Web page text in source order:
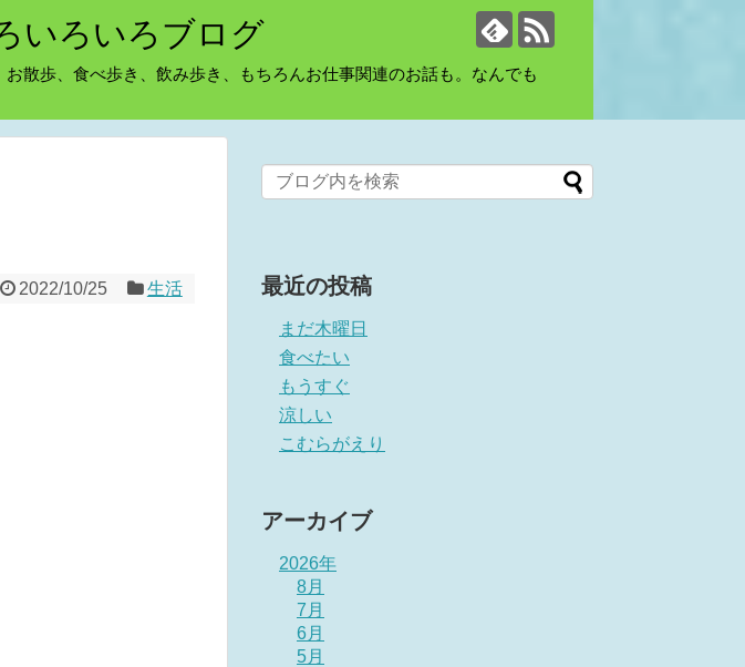
いろいろブログ
散歩、食べ歩き、飲み歩き、もちろんお仕事関連のお話も。なんでも
2022/10/25 生活 最近の投稿
まだ木曜日
食べたい
もうすぐ
涼しい
こむらがえり
アーカイブ
2026年
8月
7月
6月
5月